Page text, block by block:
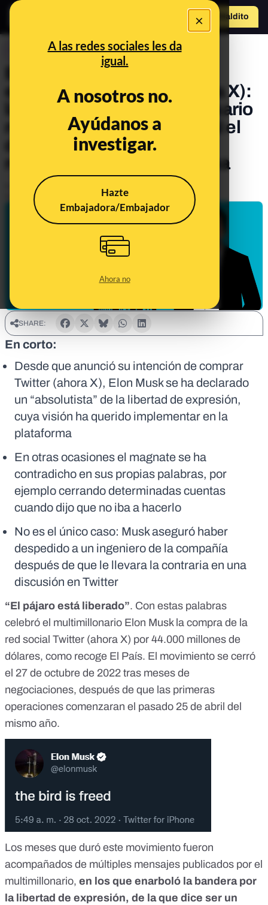
×
A las redes sociales les da
igual.
A nosotros no.
Ayúdanos a
investigar.
Hazte
Embajadora/Embajador
Ahora no
Hazte Maldito
CONTROL DEL PODER
Elon Musk y la libertad de
expresión en Twitter (ahora X):
las veces en que el empresario
no defendió en la red social el
derecho que él mismo
reivindica para la plataforma
Publicado el
Actualizado el
Feb 4, 2025, 5:18:00 PM
SHARE:
En corto:
Desde que anunció su intención de comprar
Twitter (ahora X), Elon Musk se ha declarado
un “absolutista” de la libertad de expresión,
cuya visión ha querido implementar en la
plataforma
En otras ocasiones el magnate se ha
contradicho en sus propias palabras, por
ejemplo cerrando determinadas cuentas
cuando dijo que no iba a hacerlo
No es el único caso: Musk aseguró haber
despedido a un ingeniero de la compañía
después de que le llevara la contraria en una
discusión en Twitter
“El pájaro está liberado”. Con estas palabras
celebró el multimillonario Elon Musk la compra de la
red social Twitter (ahora X) por 44.000 millones de
dólares, como recoge El País. El movimiento se cerró
el 27 de octubre de 2022 tras meses de
negociaciones, después de que las primeras
operaciones comenzaran el pasado 25 de abril del
mismo año.
Los meses que duró este movimiento fueron
acompañados de múltiples mensajes publicados por el
multimillonario, en los que enarboló la bandera por
la libertad de expresión, de la que dice ser un